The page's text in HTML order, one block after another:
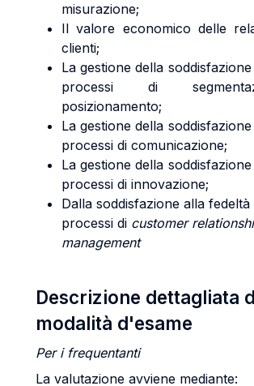
misurazione;
Il valore economico delle
clienti;
La gestione della
processi di
posizionamento;
La gestione della
processi di comunicazione;
La gestione della
processi di innovazione;
Dalla soddisfazione alla fedeltà
processi di customer
management
Descrizione dettagliata
modalità d'esame
Per i frequentanti
La valutazione avviene mediante: